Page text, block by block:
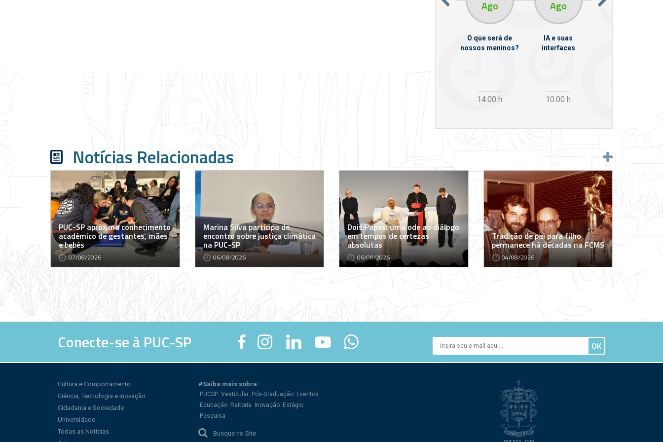
Ago
O que será de
nossos meninos?
14:00 h
Ago
IA e suas
interfaces
10:00 h
Notícias Relacionadas
PUC-SP aproxima conhecimento
acadêmico de gestantes, mães
e bebês
07/08/2026
Marina Silva participa de
encontro sobre justiça climática
na PUC-SP
06/08/2026
Dois Papas: uma ode ao diálogo
em tempos de certezas
absolutas
06/08/2026
Tradição de pai para filho
permanece há décadas na FCMS
04/08/2026
Conecte-se à PUC-SP
Cultura e Comportamento
Ciência, Tecnologia e Inovação
Cidadania e Sociedade
Universidade
Todas as Notícias
#Saiba mais sobre:
PUCSP Vestibular Pós-Graduação Eventos
Educação Reitoria Inovação Estágio
Pesquisa
Busque no Site